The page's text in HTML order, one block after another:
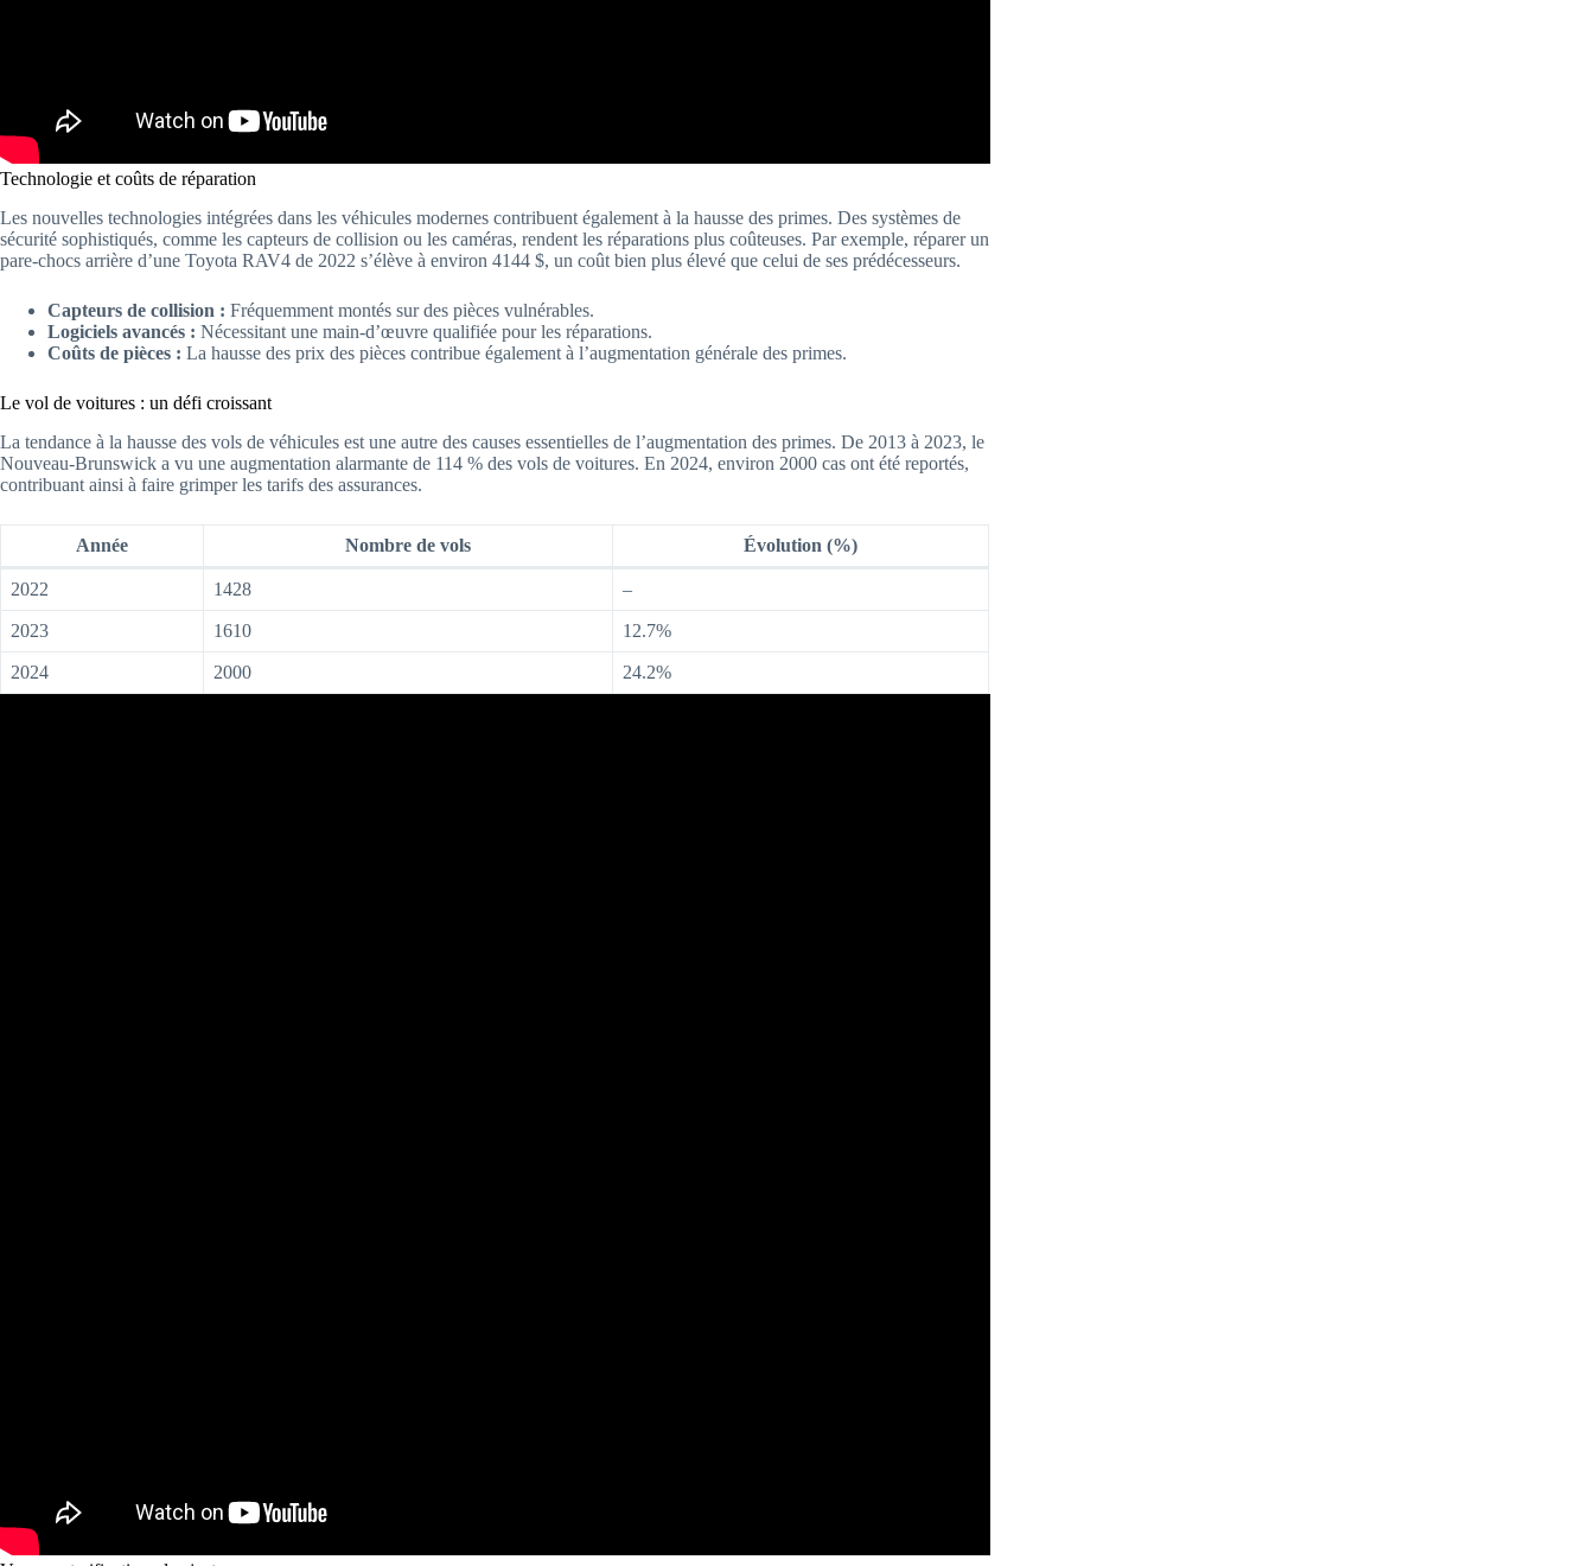
Technologie et coûts de réparation
Les nouvelles technologies intégrées dans les véhicules modernes contribuent également à la hausse des primes. Des systèmes de
sécurité sophistiqués, comme les capteurs de collision ou les caméras, rendent les réparations plus coûteuses. Par exemple, réparer un
pare-chocs arrière d’une Toyota RAV4 de 2022 s’élève à environ 4144 $, un coût bien plus élevé que celui de ses prédécesseurs.
Capteurs de collision : Fréquemment montés sur des pièces vulnérables.
Logiciels avancés : Nécessitant une main-d’œuvre qualifiée pour les réparations.
Coûts de pièces : La hausse des prix des pièces contribue également à l’augmentation générale des primes.
Le vol de voitures : un défi croissant
La tendance à la hausse des vols de véhicules est une autre des causes essentielles de l’augmentation des primes. De 2013 à 2023, le
Nouveau-Brunswick a vu une augmentation alarmante de 114 % des vols de voitures. En 2024, environ 2000 cas ont été reportés,
contribuant ainsi à faire grimper les tarifs des assurances.
Année Nombre de vols Évolution (%)
2022 1428 –
2023 1610 12.7%
2024 2000 24.2%